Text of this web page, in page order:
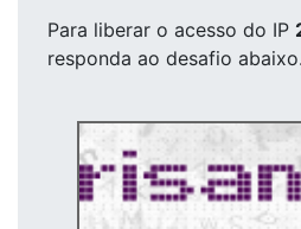
Para liberar o acesso do IP
responda ao desafio abaixo.